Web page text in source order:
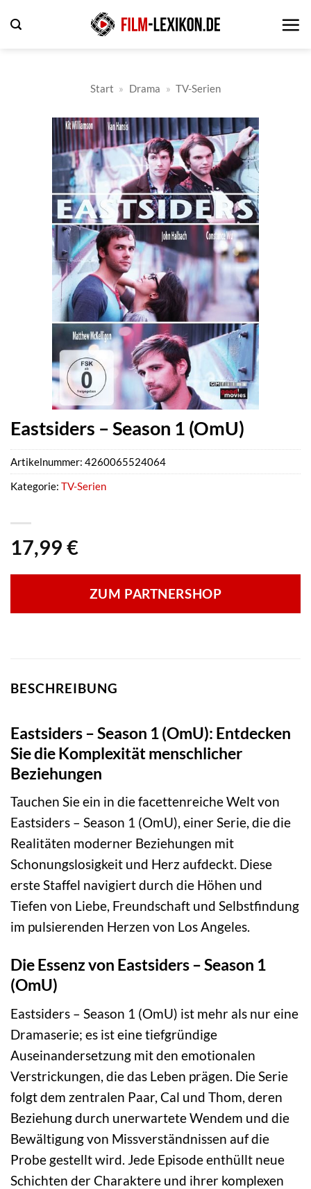
Inhalt
Start » Drama » TV-Serien
Eastsiders – Season 1 (OmU)
17,99 €
ZUM PARTNERSHOP
Artikelnummer: 4260065524064
Kategorie: TV-Serien
BESCHREIBUNG
Eastsiders – Season 1 (OmU): Entdecken
Sie die Komplexität menschlicher
Beziehungen
Tauchen Sie ein in die facettenreiche Welt von
Eastsiders – Season 1 (OmU), einer Serie, die die
Realitäten moderner Beziehungen mit
Schonungslosigkeit und Herz aufdeckt. Diese
erste Staffel navigiert durch die Höhen und
Tiefen von Liebe, Freundschaft und Selbstfindung
im pulsierenden Herzen von Los Angeles.
Die Essenz von Eastsiders – Season 1
(OmU)
Eastsiders – Season 1 (OmU) ist mehr als nur eine
Dramaserie; es ist eine tiefgründige
Auseinandersetzung mit den emotionalen
Verstrickungen, die das Leben prägen. Die Serie
folgt dem zentralen Paar, Cal und Thom, deren
Beziehung durch unerwartete Wendem und die
Bewältigung von Missverständnissen auf die
Probe gestellt wird. Jede Episode enthüllt neue
Schichten der Charaktere und ihrer komplexen